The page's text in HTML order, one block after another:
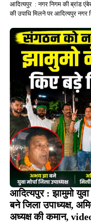
आदित्यपुर : नगर निगम की ब्रांड
की उपाधि मिलने पर आदित्यपुर नगर
आदित्यपुर : झामुमो युवा
बने जिला उपाध्यक्ष,
अध्यक्ष की कमान,